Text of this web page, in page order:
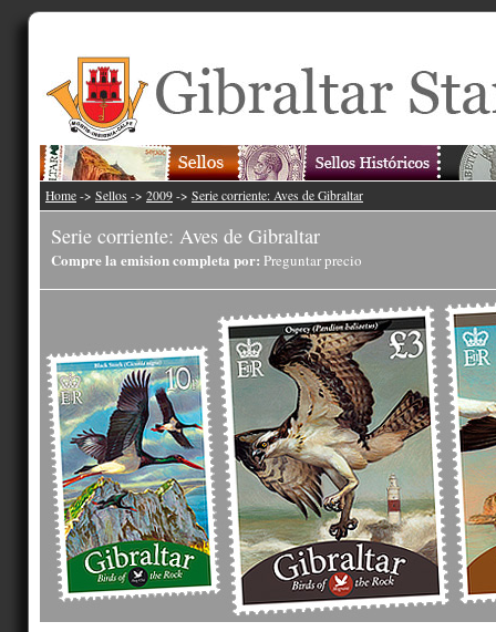
Home -> Sellos -> 2009 -> Serie corriente: Aves de Gibraltar
Serie corriente: Aves de Gibraltar
Compre la emision completa por: Preguntar precio